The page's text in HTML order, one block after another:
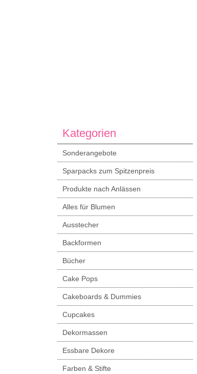
Kategorien
Sonderangebote
Sparpacks zum Spitzenpreis
Produkte nach Anlässen
Alles für Blumen
Ausstecher
Backformen
Bücher
Cake Pops
Cakeboards & Dummies
Cupcakes
Dekormassen
Essbare Dekore
Farben & Stifte